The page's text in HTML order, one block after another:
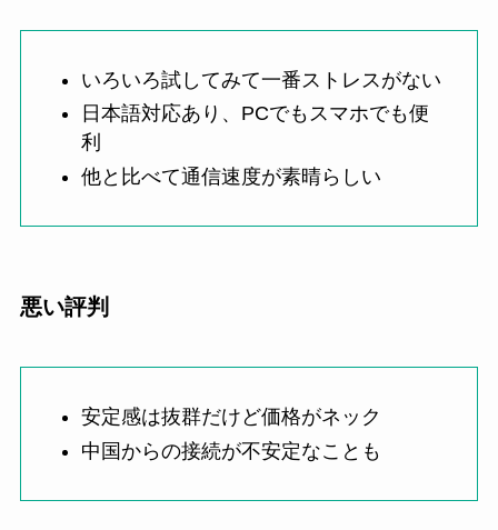
いろいろ試してみて一番ストレスがない
日本語対応あり、PCでもスマホでも便
利
他と比べて通信速度が素晴らしい
悪い評判
安定感は抜群だけど価格がネック
中国からの接続が不安定なことも